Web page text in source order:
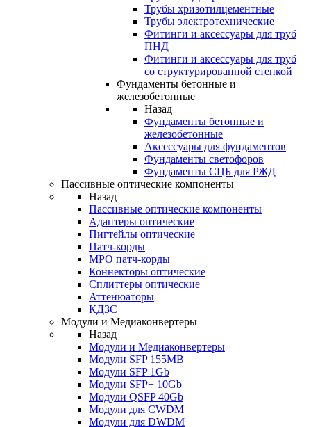
Трубы хризотилцементные
Трубы электротехнические
Фитинги и аксессуары для труб
ПНД
Фитинги и аксессуары для труб
со структурированной стенкой
Фундаменты бетонные и
железобетонные
Назад
Фундаменты бетонные и
железобетонные
Аксессуары для фундаментов
Фундаменты светофоров
Фундаменты СЦБ для РЖД
Пассивные оптические компоненты
Назад
Пассивные оптические компоненты
Адаптеры оптические
Пигтейлы оптические
Патч-корды
MPO патч-корды
Коннекторы оптические
Сплиттеры оптические
Аттенюаторы
КДЗС
Модули и Медиаконвертеры
Назад
Модули и Медиаконвертеры
Модули SFP 155MB
Модули SFP 1Gb
Модули SFP+ 10Gb
Модули QSFP 40Gb
Модули для CWDM
Модули для DWDM